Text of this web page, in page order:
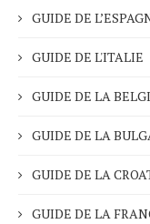
GUIDE DE
GUIDE DE L'ITALIE
GUIDE DE LA
GUIDE DE LA
GUIDE DE LA
GUIDE DE LA